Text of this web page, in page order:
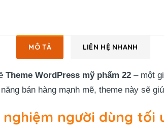
MÔ TẢ LIÊN HỆ NHANH
Theme WordPress mỹ phẩm 22 – một
bán hàng mạnh mẽ, theme này sẽ
người dùng tối